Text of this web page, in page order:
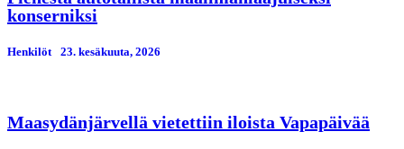
konserniksi
Henkilöt 23. kesäkuuta, 2026
Maasydänjärvellä vietettiin iloista Vapapäivää